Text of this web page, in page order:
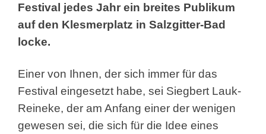
Festival jedes Jahr ein breites Publikum
auf den Klesmerplatz in Salzgitter-Bad
locke.
Einer von Ihnen, der sich immer für das
Festival eingesetzt habe, sei Siegbert Lauk-
Reineke, der am Anfang einer der wenigen
gewesen sei, die sich für die Idee eines